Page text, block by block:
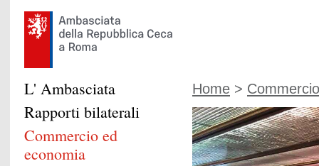
Home >
L' Ambasciata
Rapporti bilaterali
Commercio ed
economia